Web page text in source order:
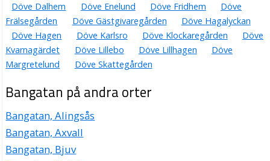
Döve Dalhem Döve Enelund Döve Fridhem
Döve
Frälsegården
Döve Gästgivaregården
Döve Hagalyckan
Döve Hagen
Döve Karlsro Döve Klockaregården
Döve
Kvarnagärdet
Döve Lillebo Döve Lillhagen
Döve
Margretelund
Döve Skattegården
Bangatan på andra orter
Bangatan, Alingsås
Bangatan, Axvall
Bangatan, Bjuv